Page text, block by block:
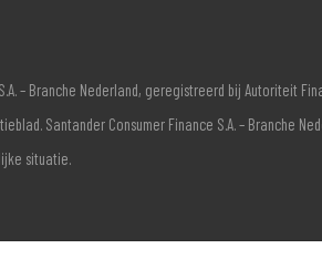
– Branche Nederland, geregistreerd bij Autoriteit
Santander Consumer Finance S.A. – Branche
situatie.